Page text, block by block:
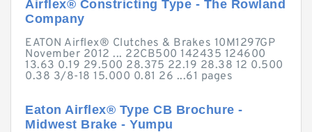
Airflex® Constricting Type - The Rowland
Company
EATON Airflex® Clutches & Brakes 10M1297GP
November 2012 ... 22CB500 142435 124600
13.63 0.19 29.500 28.375 22.19 28.38 12 0.500
0.38 3/8-18 15.000 0.81 26 ...61 pages
Eaton Airflex® Type CB Brochure -
Midwest Brake - Yumpu